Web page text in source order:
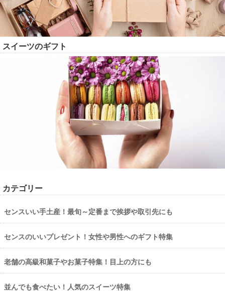
スイーツのギフト
カテゴリー
センスいい手土産！最旬～定番まで挨拶や取引先にも
センスのいいプレゼント！女性や男性へのギフト特集
老舗の高級和菓子やお菓子特集！目上の方にも
並んでも食べたい！人気のスイーツ特集